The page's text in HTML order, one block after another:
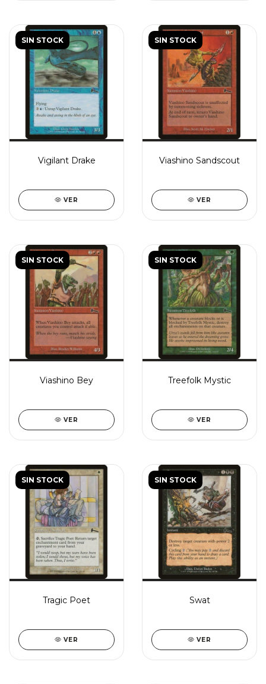
SIN STOCK
Vigilant Drake
VER
SIN STOCK
Viashino Sandscout
VER
SIN STOCK
Viashino Bey
VER
SIN STOCK
Treefolk Mystic
VER
SIN STOCK
Tragic Poet
VER
SIN STOCK
Swat
VER